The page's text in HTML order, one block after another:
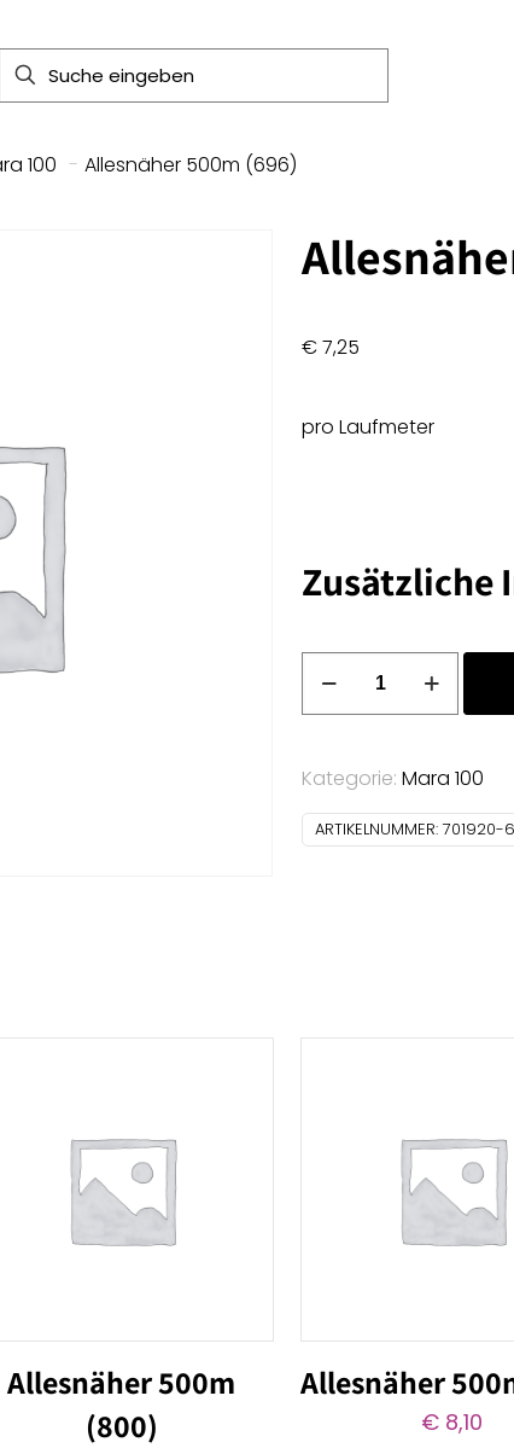
100 - Allesnäher 500m (696)
€7,25
pro Laufmeter
Zusätzliche
Kategorie: Mara 100
ARTIKELNUMMER: 701920-
Allesnäher 500m
(800)
Allesnäher
€ 8,10